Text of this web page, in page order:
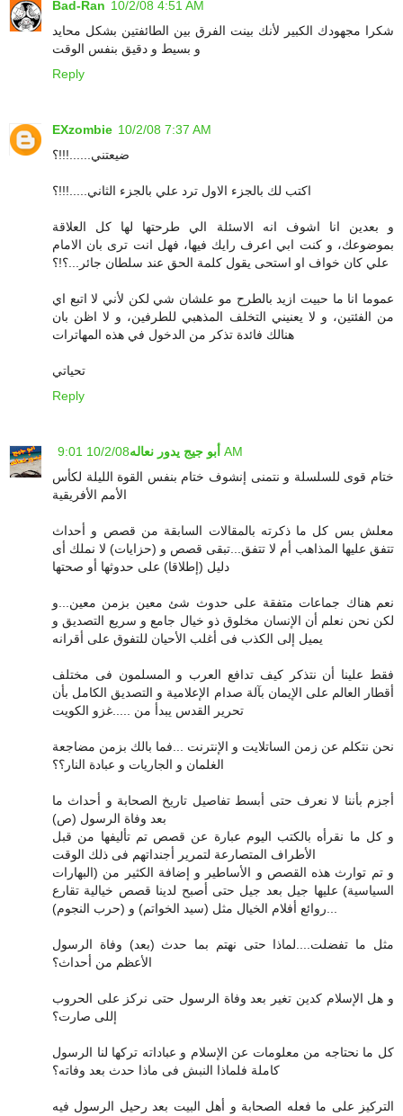
Bad-Ran 10/2/08 4:51 AM
شكرا مجهودك الكبير لأنك بينت الفرق بين الطائفتين بشكل محايد
و بسيط و دقيق بنفس الوقت
Reply
EXzombie 10/2/08 7:37 AM
ضيعتني......!!!؟
اكتب لك بالجزء الاول ترد علي بالجزء الثاني.....!!!؟
و بعدين انا اشوف انه الاسئلة الي طرحتها لها كل العلاقة
بموضوعك، و كنت ابي اعرف رايك فيها، فهل انت ترى بان الامام
علي كان خواف او استحى يقول كلمة الحق عند سلطان جائر...؟!؟
عموما انا ما حبيت ازيد بالطرح مو علشان شي لكن لأني لا اتبع اي
من الفئتين، و لا يعنيني التخلف المذهبي للطرفين، و لا اظن بان
هنالك فائدة تذكر من الدخول في هذه المهاترات
تحياتي
Reply
أبو جيج يدور نعاله 10/2/08 9:01 AM
ختام قوى للسلسلة و نتمنى إنشوف ختام بنفس القوة الليلة لكأس
الأمم الأفريقية
معلش بس كل ما ذكرته بالمقالات السابقة من قصص و أحداث
تتفق عليها المذاهب أم لا تتفق...تبقى قصص و (حزايات) لا نملك أى
دليل (إطلاقا) على حدوثها أو صحتها
نعم هناك جماعات متفقة على حدوث شئ معين بزمن معين...و
لكن نحن نعلم أن الإنسان مخلوق ذو خيال جامع و سريع التصديق و
يميل إلى الكذب فى أغلب الأحيان للتفوق على أقرانه
فقط علينا أن نتذكر كيف تدافع العرب و المسلمون فى مختلف
أقطار العالم على الإيمان بآلة صدام الإعلامية و التصديق الكامل بأن
تحرير القدس يبدأ من .....غزو الكويت
نحن نتكلم عن زمن الساتلايت و الإنترنت ...فما بالك بزمن مضاجعة
الغلمان و الجاريات و عبادة النار؟؟
أجزم بأننا لا نعرف حتى أبسط تفاصيل تاريخ الصحابة و أحداث ما
بعد وفاة الرسول (ص)
و كل ما نقرأه بالكتب اليوم عبارة عن قصص تم تأليفها من قبل
الأطراف المتصارعة لتمرير أجنداتهم فى ذلك الوقت
و تم توارث هذه القصص و الأساطير و إضافة الكثير من (البهارات
السياسية) عليها جيل بعد جيل حتى أصبح لدينا قصص خيالية تقارع
مثل ما تفضلت....لماذا حتى نهتم بما حدث (بعد) وفاة الرسول
الأعظم من أحداث؟
و هل الإسلام كدين تغير بعد وفاة الرسول حتى نركز على الحروب
إللى صارت؟
كل ما نحتاجه من معلومات عن الإسلام و عباداته تركها لنا الرسول
كاملة فلماذا النبش فى ماذا حدث بعد وفاته؟
التركيز على ما فعله الصحابة و أهل البيت بعد رحيل الرسول فيه